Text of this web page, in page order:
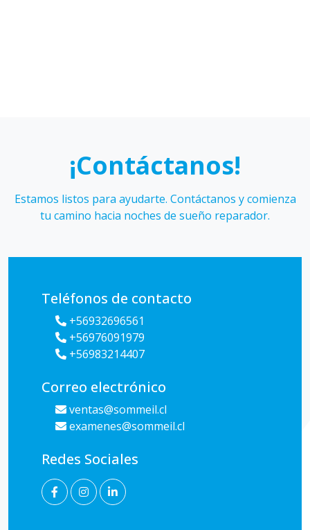
¡Contáctanos!
Estamos listos para ayudarte. Contáctanos y comienza
tu camino hacia noches de sueño reparador.
Teléfonos de contacto
+56932696561
+56976091979
+56983214407
Correo electrónico
ventas@sommeil.cl
examenes@sommeil.cl
Redes Sociales